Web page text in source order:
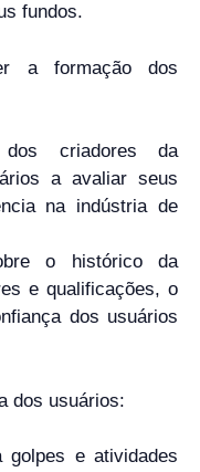
fundos.
a formação dos
criadores da
a avaliar seus
na indústria de
o histórico da
e qualificações, o
dos usuários
dos usuários:
golpes e atividades